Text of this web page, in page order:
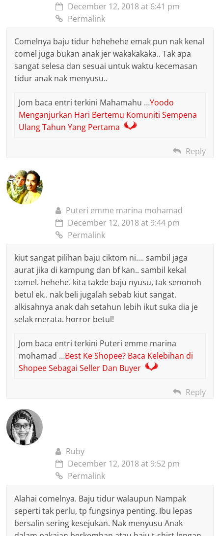
December 12, 2018 at 6:41 pm
Permalink
Comelnya baju tidur hehehehe emak pun nak kenal
comel juga bukan anak jer wakakakaka.. Tak apa
sangat selesa dan sesuai untuk waktu kecemasan
tidur anak nak menyusu..
Jom baca entri terkini Mahamahu …Yoodo
Menganjurkan Hari Bertemu Komuniti Sempena
Ulang Tahun Yang Pertama
Reply
Puteri emme marina mohamad
December 12, 2018 at 9:44 pm
Permalink
kiut sangat pilihan baju ciktom ni…. sambil jaga
aurat jika di kampung dan bf kan.. sambil kekal
comel. hehehe. kita takde baju nyusu, tak senonoh
betul ek.. nak beli jugalah sebab kiut sangat.
alkisahnya anak dah setahun lebih ikut suka dia je
selak merata. horror betul!
Jom baca entri terkini Puteri emme marina
mohamad …Best Ke Shopee? Baca Kelebihan di
Shopee Sebagai Seller Dan Buyer
Reply
Ruby
December 12, 2018 at 9:52 pm
Permalink
Alahai comelnya. Baju tidur walaupun Nampak
seperti tak perlu, tp fungsinya penting. Ibu lepas
bersalin sering kesejukan. Nak menyusu Anak